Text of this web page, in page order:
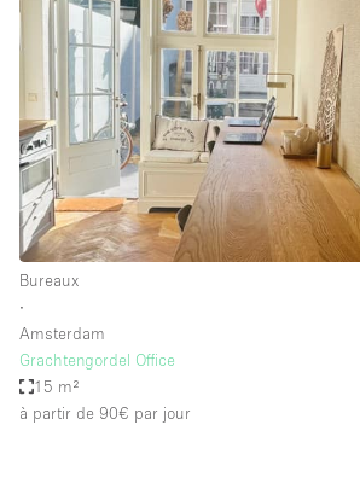
Bureaux
∙
Amsterdam
Grachtengordel Office
15 m²
à partir de 90€ par jour